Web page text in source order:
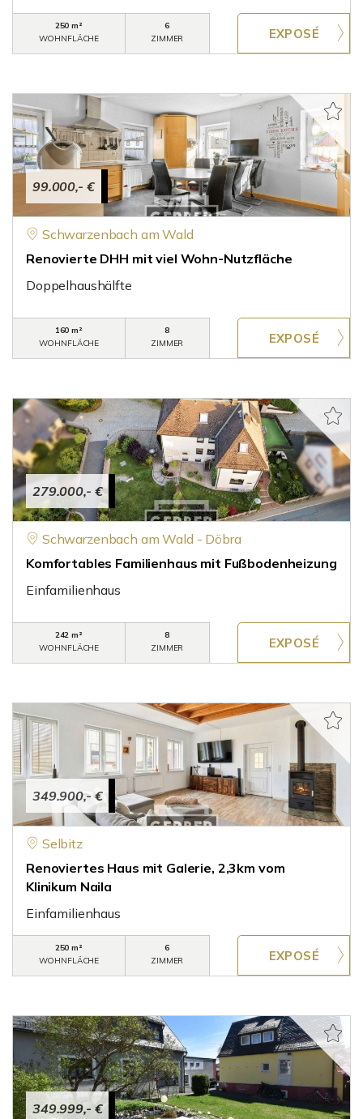
250 m²
WOHNFLÄCHE
6
ZIMMER
99.000,- €
Schwarzenbach am Wald
Renovierte DHH mit viel Wohn-Nutzfläche
Doppelhaushälfte
160 m²
WOHNFLÄCHE
8
ZIMMER
279.000,- €
Schwarzenbach am Wald - Döbra
Komfortables Familienhaus mit Fußbodenheizung
Einfamilienhaus
242 m²
WOHNFLÄCHE
8
ZIMMER
349.900,- €
Selbitz
Renoviertes Haus mit Galerie, 2,3km vom
Klinikum Naila
Einfamilienhaus
250 m²
WOHNFLÄCHE
6
ZIMMER
349.999,- €